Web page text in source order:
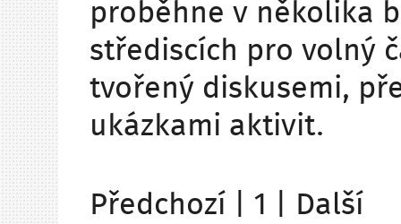
proběhne v několika
střediscích pro volný
tvořený diskusemi,
ukázkami aktivit.
Předchozí 1 | Další